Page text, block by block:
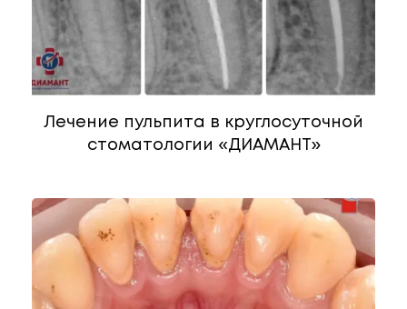
Лечение пульпита в круглосуточной
стоматологии «ДИАМАНТ»